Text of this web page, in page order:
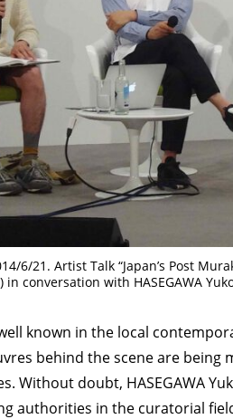
6/21. Artist Talk “Japan’s Post
in conversation with HASEGAWA
known in the local
behind the scene are
Without doubt, HASEGAWA
authorities in the curatorial